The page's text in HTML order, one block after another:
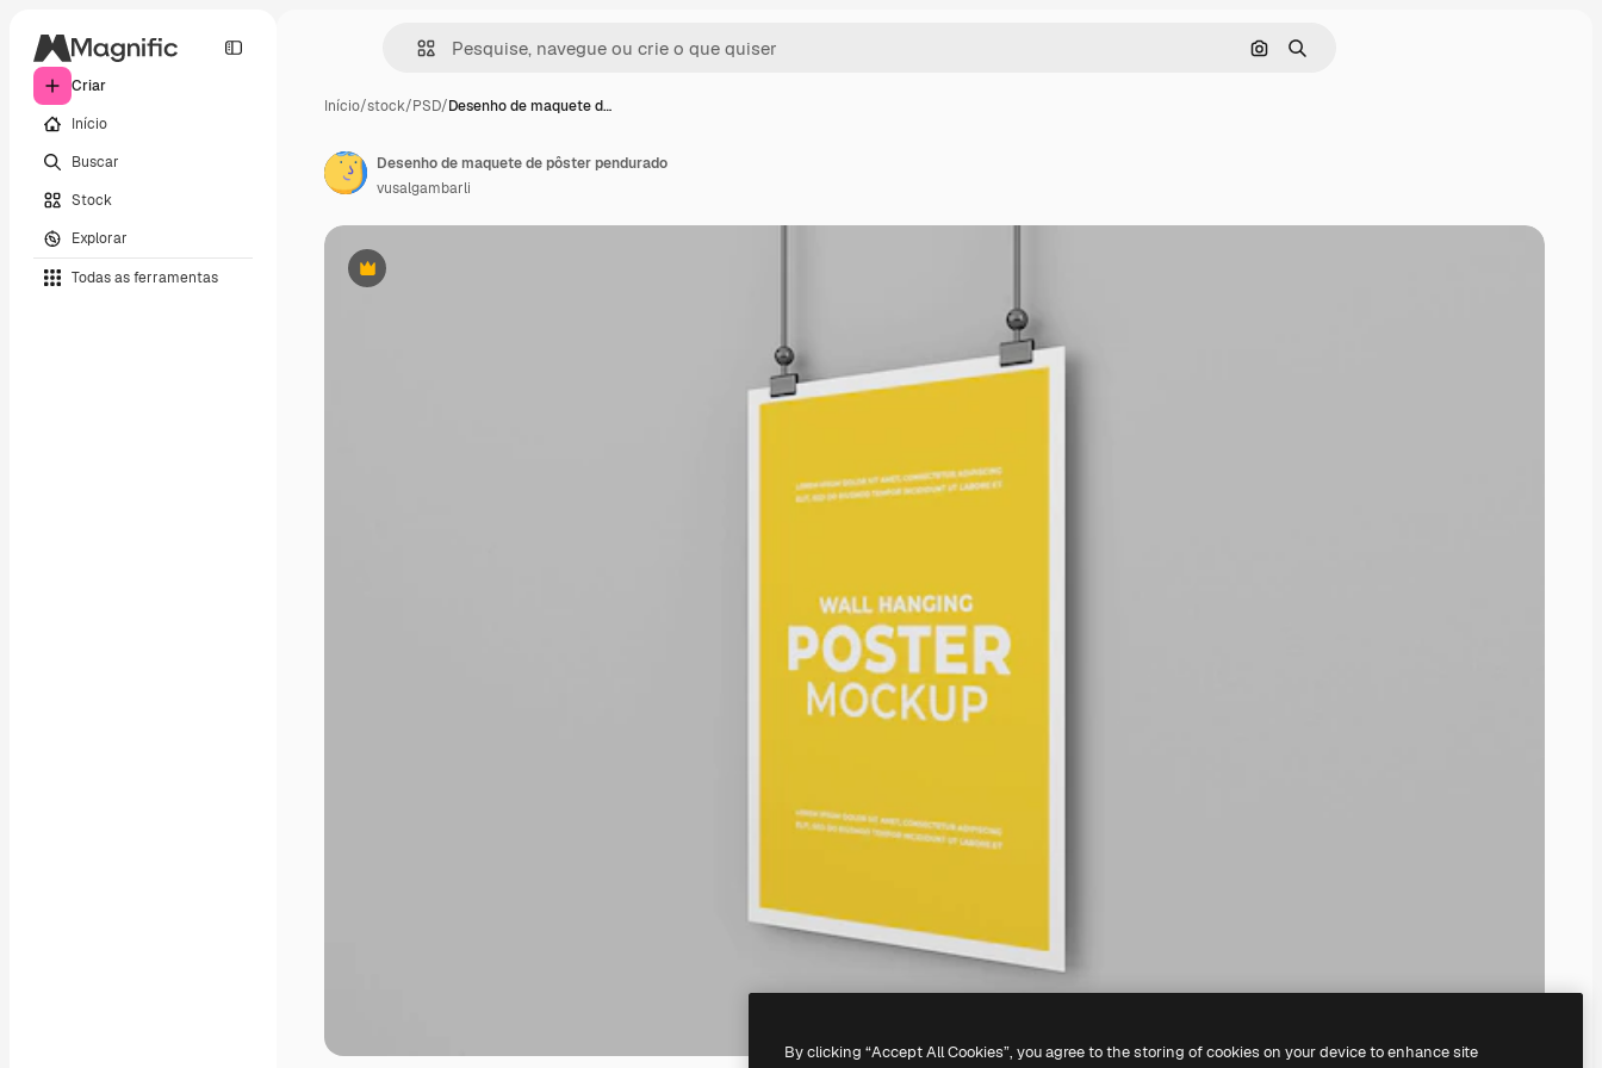
Criar
Início
Buscar
Stock
Explorar
Todas as ferramentas
Pesquisar por imagem
Buscar
Início/stock/PSD/Desenho de maquete d…
Premium
Desenho de maquete de pôster pendurado
vusalgambarli
By clicking “Accept All Cookies”, you agree to the storing of cookies on your device to enhance site